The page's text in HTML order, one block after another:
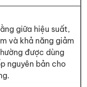
giữa hiệu suất,
và khả năng giảm
được dùng
nguyên bản cho